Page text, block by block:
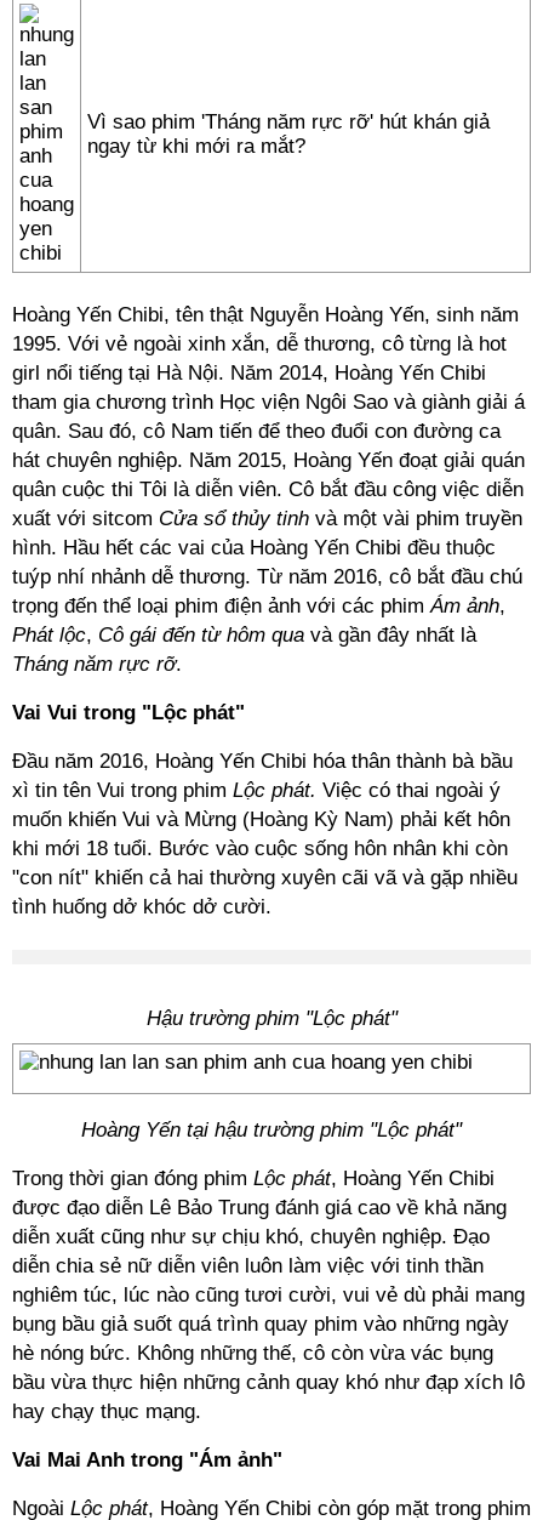
Vì sao phim 'Tháng năm rực rỡ' hút khán giả
ngay từ khi mới ra mắt?
Hoàng Yến Chibi, tên thật Nguyễn Hoàng Yến, sinh năm
1995. Với vẻ ngoài xinh xắn, dễ thương, cô từng là hot
girl nổi tiếng tại Hà Nội. Năm 2014, Hoàng Yến Chibi
tham gia chương trình Học viện Ngôi Sao và giành giải á
quân. Sau đó, cô Nam tiến để theo đuổi con đường ca
hát chuyên nghiệp. Năm 2015, Hoàng Yến đoạt giải quán
quân cuộc thi Tôi là diễn viên. Cô bắt đầu công việc diễn
xuất với sitcom Cửa sổ thủy tinh và một vài phim truyền
hình. Hầu hết các vai của Hoàng Yến Chibi đều thuộc
tuýp nhí nhảnh dễ thương. Từ năm 2016, cô bắt đầu chú
trọng đến thể loại phim điện ảnh với các phimÁm ảnh,
Phát lộc, Cô gái đến từ hôm qua và gần đây nhất là
Tháng năm rực rỡ.
Vai Vui trong "Lộc phát"
Đầu năm 2016, Hoàng Yến Chibi hóa thân thành bà bầu
xì tin tên Vui trong phim Lộc phát. Việc có thai ngoài ý
muốn khiến Vui và Mừng (Hoàng Kỳ Nam) phải kết hôn
khi mới 18 tuổi. Bước vào cuộc sống hôn nhân khi còn
"con nít" khiến cả hai thường xuyên cãi vã và gặp nhiều
tình huống dở khóc dở cười.
Hậu trường phim "Lộc phát"
Hoàng Yến tại hậu trường phim "Lộc phát"
Trong thời gian đóng phim Lộc phát, Hoàng Yến Chibi
được đạo diễn Lê Bảo Trung đánh giá cao về khả năng
diễn xuất cũng như sự chịu khó, chuyên nghiệp. Đạo
diễn chia sẻ nữ diễn viên luôn làm việc với tinh thần
nghiêm túc, lúc nào cũng tươi cười, vui vẻ dù phải mang
bụng bầu giả suốt quá trình quay phim vào những ngày
hè nóng bức. Không những thế, cô còn vừa vác bụng
bầu vừa thực hiện những cảnh quay khó như đạp xích lô
hay chạy thục mạng.
Vai Mai Anh trong "Ám ảnh"
Ngoài Lộc phát, Hoàng Yến Chibi còn góp mặt trong phim